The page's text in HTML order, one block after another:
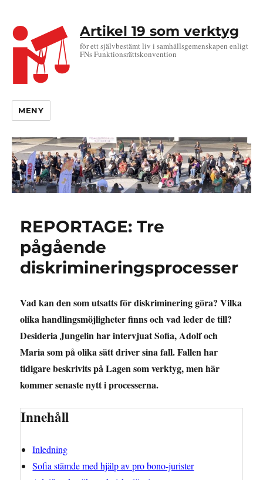
Artikel 19 som verktyg
för ett självbestämt liv i samhällsgemenskapen enligt
FNs Funktionsrättskonvention
MENY
REPORTAGE: Tre
pågående
diskrimineringsprocesser
Vad kan den som utsatts för diskriminering göra? Vilka
olika handlingsmöjligheter finns och vad leder de till?
Desideria Jungelin har intervjuat Sofia, Adolf och
Maria som på olika sätt driver sina fall. Fallen har
tidigare beskrivits på Lagen som verktyg, men här
kommer senaste nytt i processerna.
Innehåll
Inledning
Sofia stämde med hjälp av pro bono-jurister